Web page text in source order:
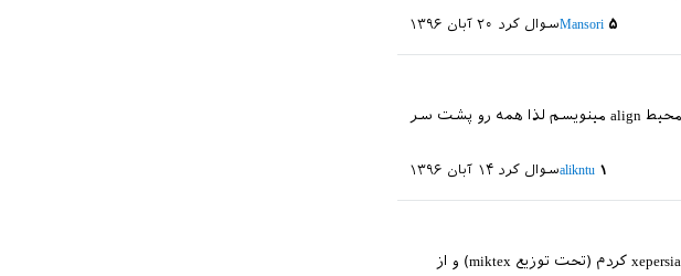
سوال کرد ۲۰ آبان ۱۳۹۶ Mansori ۵
با سلام بنده معادلات و همینطور واکنشهای مورد نیازم رو در محیط align مینویسم لذا همه رو پشت سر
سوال کرد ۱۴ آبان ۱۳۹۶ alikntu ۱
با عرض سلام خدمت دوستان؛ من به تازگی شروع به کار به xepersian کردم (تحت توزیع miktex) و از